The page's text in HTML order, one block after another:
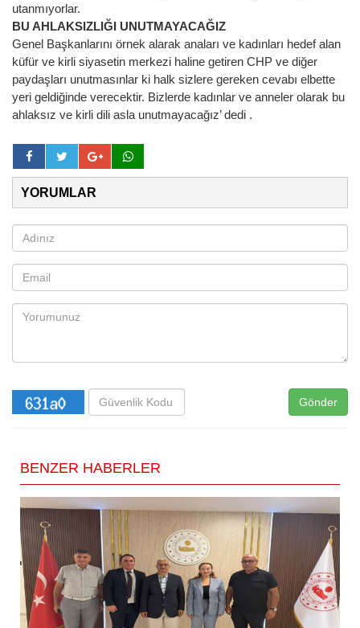
utanmıyorlar.
BU AHLAKSIZLIĞI UNUTMAYACAĞIZ
Genel Başkanlarını örnek alarak anaları ve kadınları hedef alan
küfür ve kirli siyasetin merkezi haline getiren CHP ve diğer
paydaşları unutmasınlar ki halk sizlere gereken cevabı elbette
yeri geldiğinde verecektir. Bizlerde kadınlar ve anneler olarak bu
ahlaksız ve kirli dili asla unutmayacağız’ dedi .
YORUMLAR
Gönder
BENZER HABERLER